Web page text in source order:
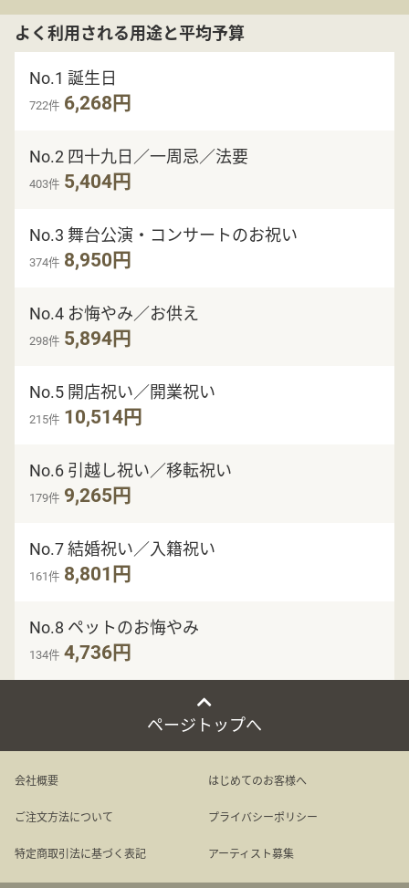
よく利用される用途と平均予算
No.1 誕生日
722件 6,268円
No.2 四十九日／一周忌／法要
403件 5,404円
No.3 舞台公演・コンサートのお祝い
374件 8,950円
No.4 お悔やみ／お供え
298件 5,894円
No.5 開店祝い／開業祝い
215件 10,514円
No.6 引越し祝い／移転祝い
179件 9,265円
No.7 結婚祝い／入籍祝い
161件 8,801円
No.8 ペットのお悔やみ
134件 4,736円
ページトップへ
会社概要 はじめてのお客様へ
ご注文方法について プライバシーポリシー
特定商取引法に基づく表記 アーティスト募集